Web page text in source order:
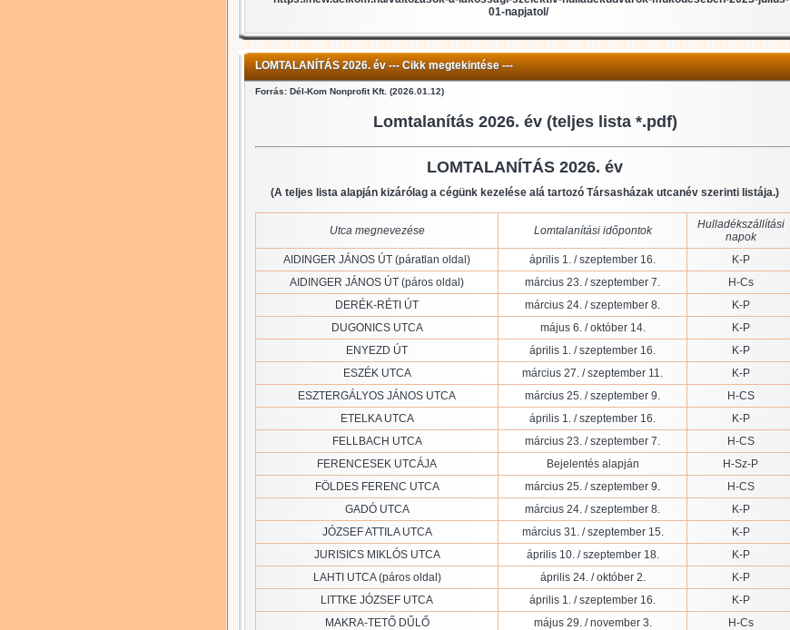
01-napjatol/
LOMTALANÍTÁS 2026. év--- Cikk megtekintése ---
Forrás: Dél-Kom Nonprofit Kft. (2026.01.12)
Lomtalanítás 2026. év (teljes lista *.pdf)
LOMTALANÍTÁS 2026. év
(A teljes lista alapján kizárólag a cégünk kezelése alá tartozó Társasházak utcanév szerinti listája.)
Utca megnevezése Lomtalanítási időpontok
Hulladékszállítási
napok
AIDINGER JÁNOS ÚT (páratlan oldal)
április 1. / szeptember 16.
K-P
AIDINGER JÁNOS ÚT (páros oldal)
március 23. / szeptember 7.
H-Cs
DERÉK-RÉTI ÚT
március 24. / szeptember 8.
K-P
DUGONICS UTCA
május 6. / október 14.
K-P
ENYEZD ÚT
április 1. / szeptember 16.
K-P
ESZÉK UTCA
március 27. / szeptember 11.
K-P
ESZTERGÁLYOS JÁNOS UTCA
március 25. / szeptember 9.
H-CS
ETELKA UTCA
április 1. / szeptember 16.
K-P
FELLBACH UTCA
március 23. / szeptember 7.
H-CS
FERENCESEK UTCÁJA
Bejelentés alapján
H-Sz-P
FÖLDES FERENC UTCA
március 25. / szeptember 9.
H-CS
GADÓ UTCA
március 24. / szeptember 8.
K-P
JÓZSEF ATTILA UTCA
március 31. / szeptember 15.
K-P
JURISICS MIKLÓS UTCA
április 10. / szeptember 18.
K-P
LAHTI UTCA (páros oldal)
április 24. / október 2.
K-P
LITTKE JÓZSEF UTCA
április 1. / szeptember 16.
K-P
MAKRA-TETŐ DŰLŐ
május 29. / november 3.
H-Cs